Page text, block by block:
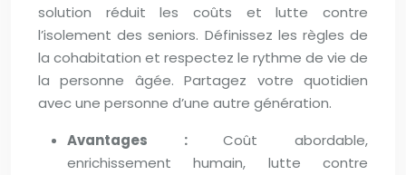
solution réduit les coûts et lutte contre
l’isolement des seniors. Définissez les règles de
la cohabitation et respectez le rythme de vie de
la personne âgée. Partagez votre quotidien
avec une personne d’une autre génération.
Avantages :Coût abordable,
enrichissement humain, lutte contre